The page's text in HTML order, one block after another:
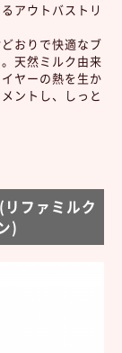
アウトバストリ
おりで快適なブ
天然ミルク由来
ヤーの熱を生か
ントし、しっと
ファミルク
)